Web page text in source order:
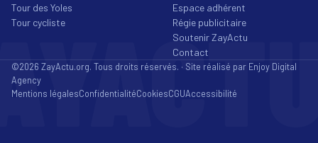
Tour des Yoles
Tour cycliste
Espace adhérent
Régie publicitaire
Soutenir ZayActu
Contact
©2026 ZayActu.org. Tous droits réservés. · Site réalisé par Enjoy Digital
Agency
Mentions légalesConfidentialitéCookiesCGUAccessibilité